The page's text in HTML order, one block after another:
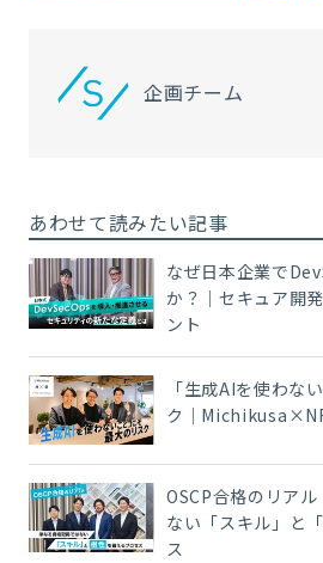
企画チーム
あわせて読みたい記事
なぜ日本企業で
か？｜セキュア開
ント
「生成AIを使わな
ク｜
OSCP合格のリア
ない「スキル」と
ス